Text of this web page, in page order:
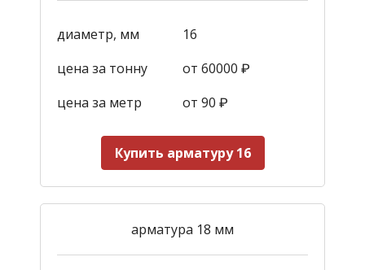
диаметр, мм
16
цена за тонну
от 60000 ₽
цена за метр
от 90 ₽
Купить арматуру 16
арматура 18 мм